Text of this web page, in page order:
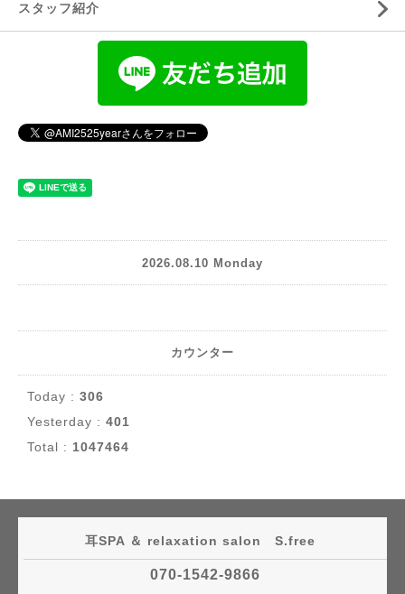
スタッフ紹介
2026.08.10 Monday
カウンター
Today : 306
Yesterday : 401
Total : 1047464
耳SPA ＆ relaxation salon S.free
070-1542-9866